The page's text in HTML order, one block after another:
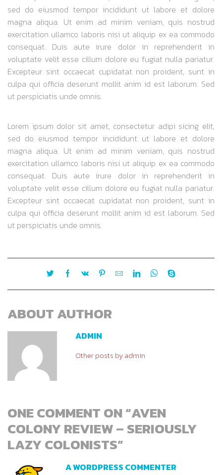
sed do eiusmod tempor incididunt ut labore et dolore
magna aliqua. Ut enim ad minim veniam, quis nostrud
exercitation ullamco laboris nisi ut aliquip ex ea commodo
consequat. Duis aute irure dolor in reprehenderit in
voluptate velit esse cillum dolore eu fugiat nulla pariatur.
Excepteur sint occaecat cupidatat non proident, sunt in
culpa qui officia deserunt mollit anim id est laborum. Sed
ut perspiciatis unde omnis.
Lorem ipsum dolor sit amet, consectetur adipi sicing elit,
sed do eiusmod tempor incididunt ut labore et dolore
magna aliqua. Ut enim ad minim veniam, quis nostrud
exercitation ullamco laboris nisi ut aliquip ex ea commodo
consequat. Duis aute irure dolor in reprehenderit in
voluptate velit esse cillum dolore eu fugiat nulla pariatur.
Excepteur sint occaecat cupidatat non proident, sunt in
culpa qui officia deserunt mollit anim id est laborum. Sed
ut perspiciatis unde omnis.
ABOUT AUTHOR
ADMIN
Other posts by admin
ONE COMMENT ON “AVEN
COLONY REVIEW – SERIOUSLY
LAZY COLONISTS”
A WORDPRESS COMMENTER